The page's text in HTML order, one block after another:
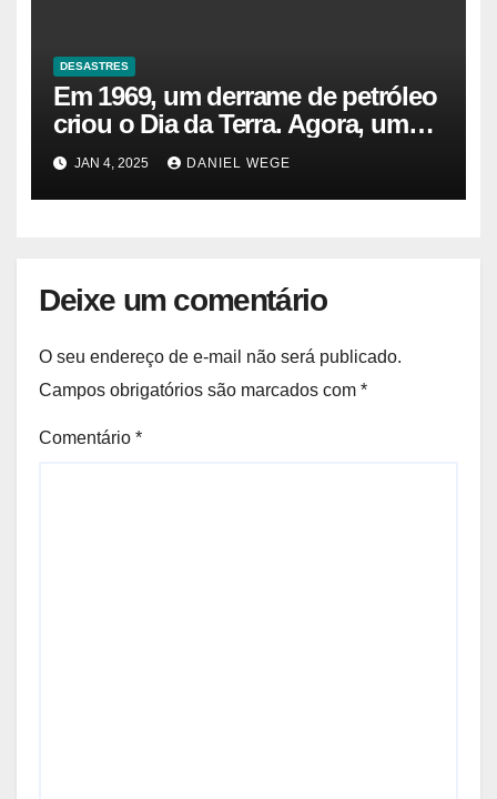
DESASTRES
Em 1969, um derrame de petróleo
criou o Dia da Terra. Agora, um
gasoduto pode reabrir |
Sustentabilidade
JAN 4, 2025 DANIEL WEGE
Deixe um comentário
O seu endereço de e-mail não será publicado.
Campos obrigatórios são marcados com *
Comentário *